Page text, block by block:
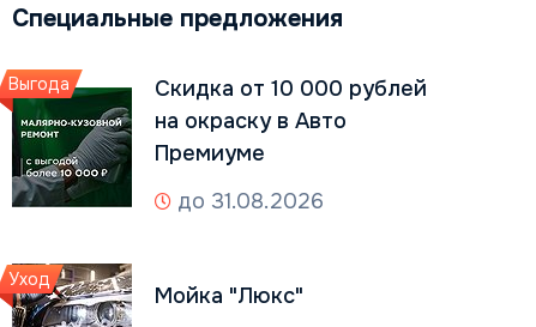
Специальные предложения
Выгода
Скидка от 10 000 рублей
на окраску в Авто
Премиуме
до 31.08.2026
Уход
Мойка "Люкс"